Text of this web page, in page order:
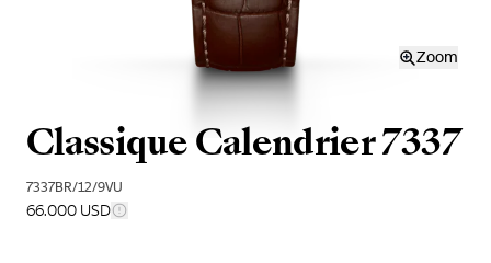
Zoom
Classique Calendrier 7337
7337BR/12/9VU
66.000 USD